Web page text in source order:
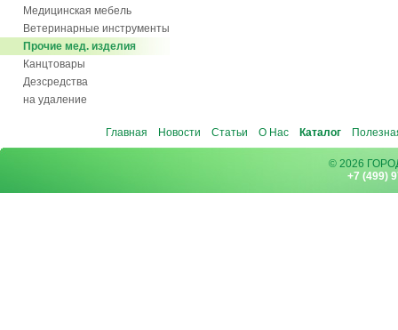
Медицинская мебель
Ветеринарные инструменты
Прочие мед. изделия
Канцтовары
Дезсредства
на удаление
Главная Новости Статьи О Нас Каталог
© 2026
+7 (499)